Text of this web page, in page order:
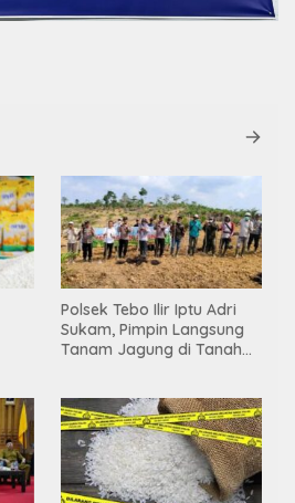
Polsek Tebo Ilir Iptu Adri
Sukam, Pimpin Langsung
Tanam Jagung di Tanah